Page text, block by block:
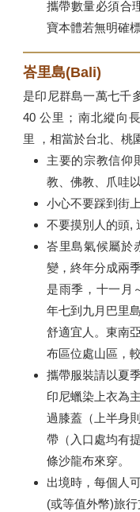
攜帶數量必須合
寶本體若無明確
峇里島(Bali)
是印尼群島一萬七千
40 公里；南北縱向
里 ，相當於台北、桃
主要的宗教信仰
教、佛教、爪哇
小心不要踩到街
不要摸別人的頭,
峇里島氣候屬於
變，終年分成兩
是雨季，十一月
年七到九月巴里
舒適宜人。東南
布區位處山區，
攜帶服裝請以夏
印尼蠟染上衣為
過膝蓋（上半身
帶（入口處均有
條沙龍布來穿。
出境時，每個人
(或等值外幣)旅行